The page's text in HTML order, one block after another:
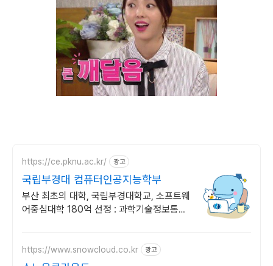
https://ce.pknu.ac.kr/ 광고
국립부경대 컴퓨터인공지능학부
부산 최초의 대학, 국립부경대학교, 소프트웨
어중심대학 180억 선정 : 과학기술정보통신
https://www.snowcloud.co.kr 광고